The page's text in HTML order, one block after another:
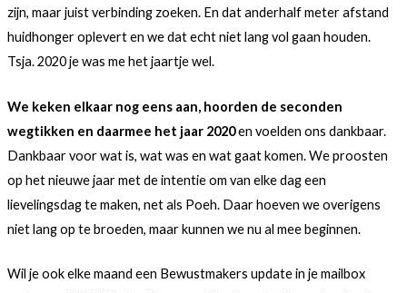
zijn, maar juist verbinding zoeken. En dat anderhalf meter afstand
huidhonger oplevert en we dat echt niet lang vol gaan houden.
Tsja. 2020 je was me het jaartje wel.
We keken elkaar nog eens aan, hoorden de seconden
wegtikken en daarmee het jaar 2020en voelden ons dankbaar.
Dankbaar voor wat is, wat was en wat gaat komen. We proosten
op het nieuwe jaar met de intentie om van elke dag een
lievelingsdag te maken, net als Poeh. Daar hoeven we overigens
niet lang op te broeden, maar kunnen we nu al mee beginnen.
Wil je ook elke maand een Bewustmakers update in je mailbox